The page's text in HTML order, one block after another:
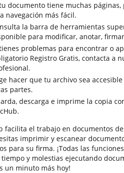
documento tiene muchas
navegación más fácil.
la barra de herramientas
para modificar, anotar,
problemas para encontrar o
Registro Gratis, contacta a
hacer que tu archivo sea
partes.
descarga e imprime la copia
facilita el trabajo en documentos
imprimir y escanear
para su firma. ¡Todas las
y molestias ejecutando
un minuto más hoy!